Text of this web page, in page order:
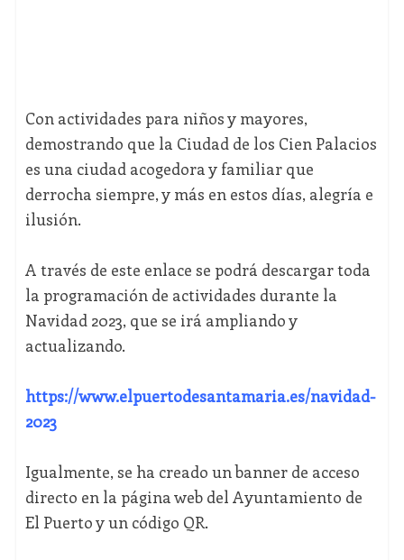
Con actividades para niños y mayores,
demostrando que la Ciudad de los Cien Palacios
es una ciudad acogedora y familiar que
derrocha siempre, y más en estos días, alegría e
ilusión.
A través de este enlace se podrá descargar toda
la programación de actividades durante la
Navidad 2023, que se irá ampliando y
actualizando.
https://www.elpuertodesantamaria.es/navidad-
2023
Igualmente, se ha creado un banner de acceso
directo en la página web del Ayuntamiento de
El Puerto y un código QR.